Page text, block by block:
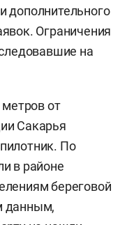
дополнительного
Ограничения
на
от
Сакарья
По
в районе
береговой
данным,